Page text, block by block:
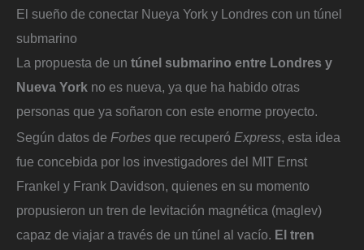
El sueño de conectar Nueya York y Londres con un túnel
submarino
La propuesta de un túnel submarino entre Londres y
Nueva York no es nueva, ya que ha habido otras
personas que ya soñaron con este enorme proyecto.
Según datos de Forbes que recuperó Express, esta idea
fue concebida por los investigadores del MIT Ernst
Frankel y Frank Davidson, quienes en su momento
propusieron un tren de levitación magnética (maglev)
capaz de viajar a través de un túnel al vacío. El tren